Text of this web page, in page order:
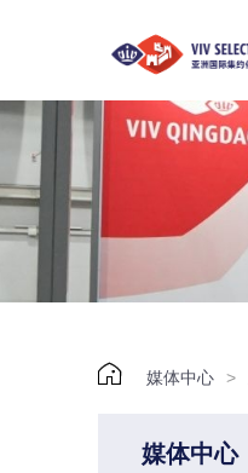
 媒体中心 >
媒体中心